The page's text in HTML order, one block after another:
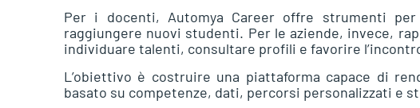
Per i docenti, Automya Career offre strumenti
raggiungere nuovi studenti. Per le aziende, invece,
individuare talenti, consultare profili e favorire
L’obiettivo è costruire una piattaforma capace di
basato su competenze, dati, percorsi personalizzati e